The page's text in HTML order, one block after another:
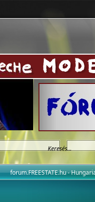
forum.FREESTATE.hu -